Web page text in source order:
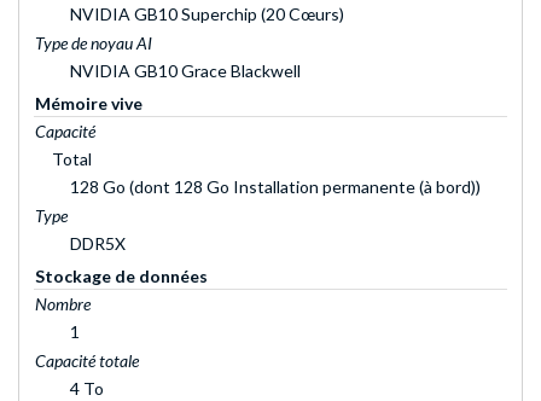
NVIDIA GB10 Superchip (20 Cœurs)
Type de noyau AI
NVIDIA GB10 Grace Blackwell
Mémoire vive
Capacité
Total
128 Go (dont 128 Go Installation permanente (à bord))
Type
DDR5X
Stockage de données
Nombre
1
Capacité totale
4 To